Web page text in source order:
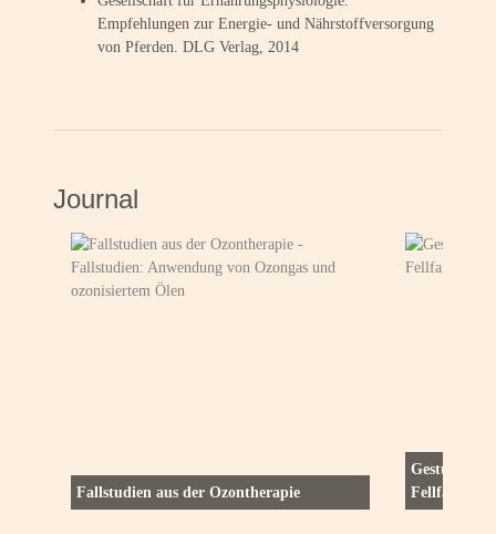
Empfehlungen zur Energie- und Nährstoffversorgung
von Pferden. DLG Verlag, 2014
Journal
Fallstudien aus der Ozontherapie
Gestüt
Fellfarben